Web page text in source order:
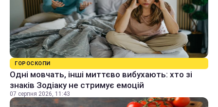
ГОРОСКОПИ
Одні мовчать, інші миттєво вибухають: хто зі
знаків Зодіаку не стримує емоцій
07 серпня 2026, 11:43